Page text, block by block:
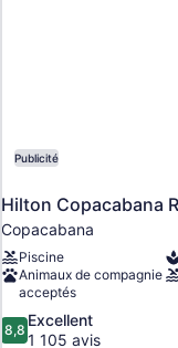
Publicité
Hilton Copacabana
Copacabana
Piscine
Animaux de compagnie
acceptés
8.8
sur
8,8
Excellent
1 105 avis